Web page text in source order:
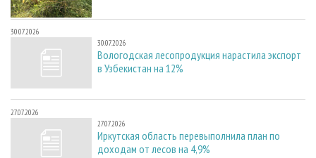
30.07.2026
30.07.2026
Вологодская лесопродукция нарастила экспорт
в Узбекистан на 12%
27.07.2026
27.07.2026
Иркутская область перевыполнила план по
доходам от лесов на 4,9%